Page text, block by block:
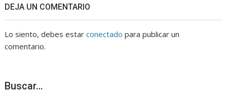
DEJA UN COMENTARIO
Lo siento, debes estarconectado para publicar un
comentario.
Buscar…